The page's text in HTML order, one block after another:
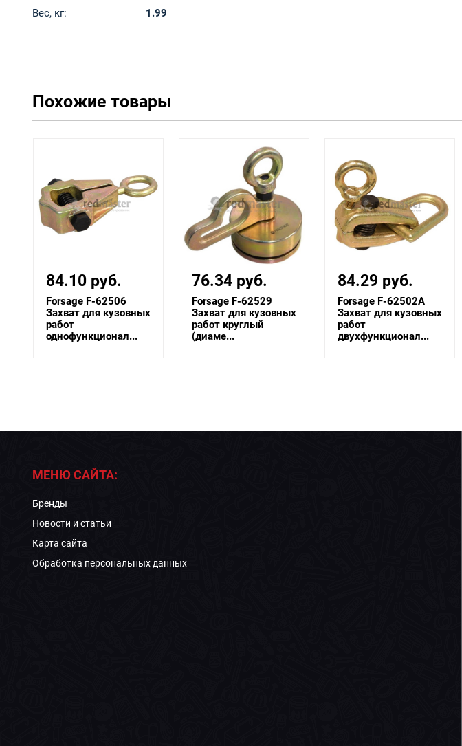
Вес, кг:
1.99
Похожие товары
76.34 руб.
Forsage F-62529
Захват для кузовных
работ круглый
(диаме...
84.29 руб.
Forsage F-62502A
Захват для кузовных
работ
двухфункционал...
92.16 руб.
Forsage F-62507
Захват для кузовных
работ "Струбцин...
МЕНЮ САЙТА:
Бренды
Новости и статьи
Карта сайта
Обработка персональных данных